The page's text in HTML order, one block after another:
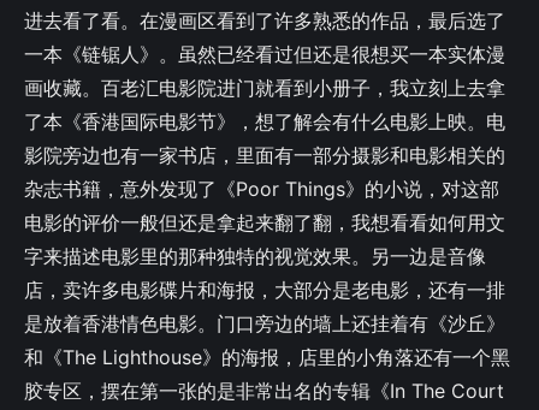
进去看了看。在漫画区看到了许多熟悉的作品，最后选了
一本《链锯人》。虽然已经看过但还是很想买一本实体漫
画收藏。百老汇电影院进门就看到小册子，我立刻上去拿
了本《香港国际电影节》，想了解会有什么电影上映。电
影院旁边也有一家书店，里面有一部分摄影和电影相关的
杂志书籍，意外发现了《Poor Things》的小说，对这部
电影的评价一般但还是拿起来翻了翻，我想看看如何用文
字来描述电影里的那种独特的视觉效果。另一边是音像
店，卖许多电影碟片和海报，大部分是老电影，还有一排
是放着香港情色电影。门口旁边的墙上还挂着有《沙丘》
和《The Lighthouse》的海报，店里的小角落还有一个黑
胶专区，摆在第一张的是非常出名的专辑《In The Court